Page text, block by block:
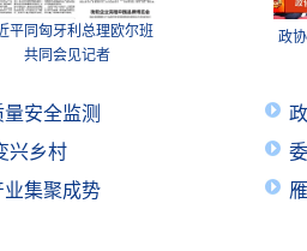
平同匈牙利总理欧尔班
共同会见记者
安全监测
兴乡村
集聚成势
政